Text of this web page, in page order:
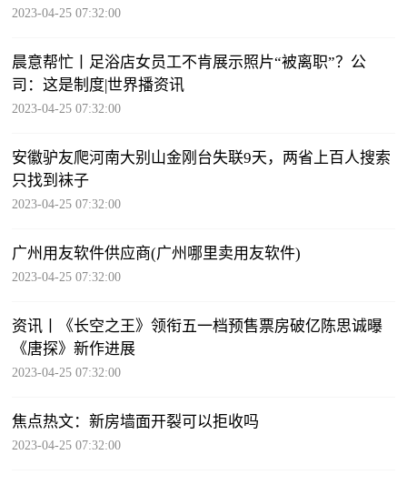
2023-04-25 07:32:00
晨意帮忙丨足浴店女员工不肯展示照片“被离职”？公
司：这是制度|世界播资讯
2023-04-25 07:32:00
安徽驴友爬河南大别山金刚台失联9天，两省上百人搜索
只找到袜子
2023-04-25 07:32:00
广州用友软件供应商(广州哪里卖用友软件)
2023-04-25 07:32:00
资讯丨《长空之王》领衔五一档预售票房破亿陈思诚曝
《唐探》新作进展
2023-04-25 07:32:00
焦点热文：新房墙面开裂可以拒收吗
2023-04-25 07:32:00